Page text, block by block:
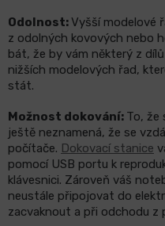
Odolnost:Vyšší modelové
z odolných kovových nebo
bát, že by vám některý z
nižších modelových řad,
stát.
Možnost dokování: To, že
ještě neznamená, že se
počítače. Dokovací stanice
pomocí USB portu k
klávesnici. Zároveň váš
neustále připojovat do
zacvaknout a při odchodu z